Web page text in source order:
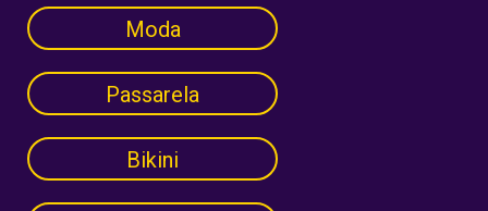
Moda
Passarela
Bikini